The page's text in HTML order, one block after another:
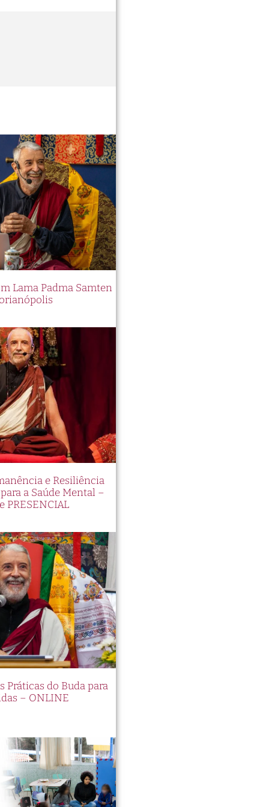
Lama Padma Samten
e Resiliência
a Saúde Mental –
PRESENCIAL
Práticas do Buda para
– ONLINE